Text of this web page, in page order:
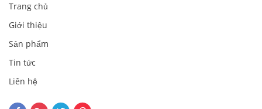
Trang chủ
Giới thiệu
Sản phẩm
Tin tức
Liên hệ